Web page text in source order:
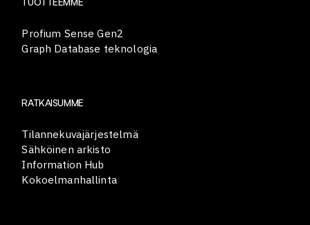
Profium Sense Gen2
Graph Database teknologia
RATKAISUMME
Tilannekuvajärjestelmä
Sähköinen arkisto
Information Hub
Kokoelmanhallinta